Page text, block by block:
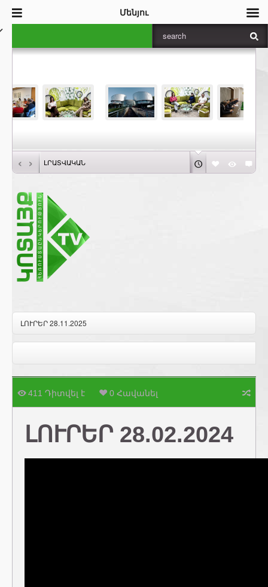
‹ › ԼՐԱՏՎԱԿԱՆ
ԼՈՒՐԵՐ 28.11.2025
411 Դիտվել է 0 Հավանել
ԼՈՒՐԵՐ 28.02.2024
Մենյու